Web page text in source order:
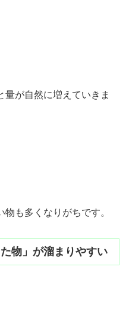
量が自然に増えていきま
も多くなりがちです。
物」が溜まりやすい